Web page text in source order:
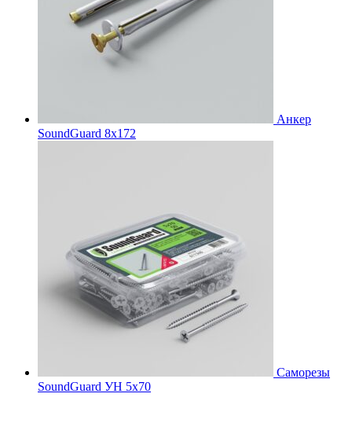
Анкер
SoundGuard 8x172
Саморезы
SoundGuard УН 5х70